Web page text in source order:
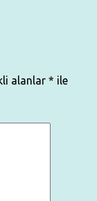
alanlar * ile